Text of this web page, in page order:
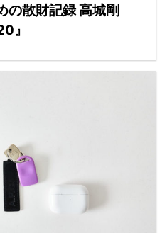
の散財記録 高城剛
』